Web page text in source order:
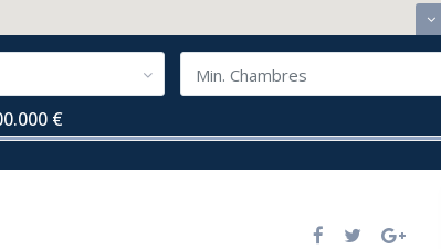
Min. Chambres
€